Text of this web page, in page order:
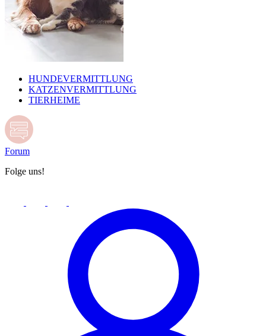
HUNDEVERMITTLUNG
KATZENVERMITTLUNG
TIERHEIME
Forum
Folge uns!